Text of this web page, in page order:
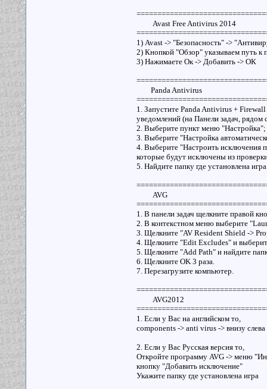
Avast Free Antivirus 2014
1) Avast -> "Безопасность" ->
2) Кнопкой "Обзор" указываем путь к
3) Нажимаете Ок -> Добавить -> ОК
Panda Antivirus
1. Запустите Panda Antivirus +
уведомлений (на Панели задач, рядом
2. Выберите пункт меню "Настройка";
3. Выберите "Настройка
4. Выберите "Настроить исключения
которые будут исключены из
5. Найдите папку где установлена игра
AVG
1. В панели задач щелкните правой
2. В контекстном меню выберите
3. Щелкните "AV Resident Shield ->
4. Щелкните "Edit Excludes" и
5. Щелкните "Add Path" и найдите
6. Щелкните OK 3 раза.
7. Перезагрузите компьютер.
AVG2012
1. Если у Вас на английском то,
components -> anti virus -> внизу
2. Если у Вас Русская версия то,
Откройте программу AVG -> меню
кнопку "Добавить исключение"
Укажите папку где установлена игра